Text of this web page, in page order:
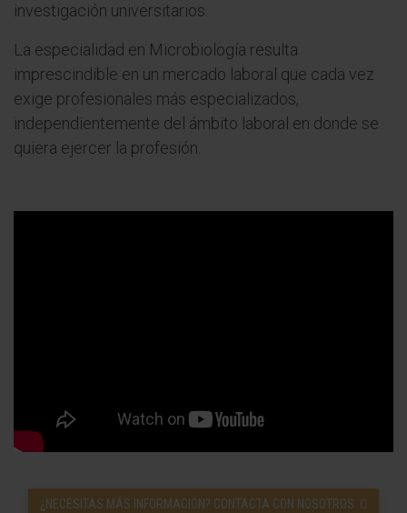
investigación universitarios.
La especialidad en Microbiología resulta
imprescindible en un mercado laboral que cada vez
exige profesionales más especializados,
independientemente del ámbito laboral en donde se
quiera ejercer la profesión.
¿NECESITAS MÁS INFORMACIÓN? CONTACTA CON NOSOTROS